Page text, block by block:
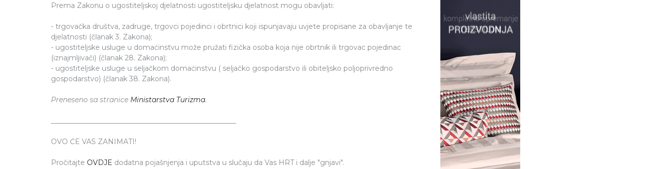
Prema Zakonu o ugostiteljskoj djelatnosti ugostiteljsku djelatnost mogu obavljati:
- trgovačka društva, zadruge, trgovci pojedinci i obrtnici koji ispunjavaju uvjete propisane za obavljanje te
djelatnosti (članak 3. Zakona);
- ugostiteljske usluge u domaćinstvu može pružati fizička osoba koja nije obrtnik ili trgovac pojedinac
(iznajmljivači) (članak 28. Zakona);
- ugostiteljske usluge u seljačkom domaćinstvu ( seljačko gospodarstvo ili obiteljsko poljoprivredno
gospodarstvo) (članak 38. Zakona).
Preneseno sa stranice Ministarstva Turizma.
OVO ĆE VAS ZANIMATI!
Pročitajte OVDJE dodatna pojašnjenja i uputstva u slučaju da Vas HRT i dalje "gnjavi".